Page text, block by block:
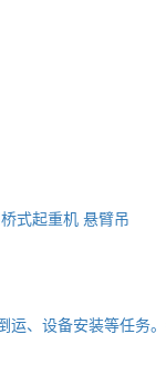
式起重机 悬臂吊
、设备安装等任务